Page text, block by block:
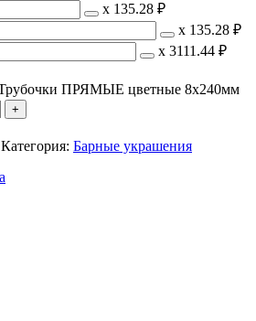
х 135.28 ₽
х 135.28 ₽
х 3111.44 ₽
Трубочки ПРЯМЫЕ цветные 8х240мм
Категория: Барные украшения